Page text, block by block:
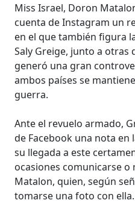
Miss Israel, Doron
cuenta de Instagram un
en el que también figura
Saly Greige, junto a otras
generó una gran
ambos países se
guerra.
Ante el revuelo armado,
de Facebook una nota en
su llegada a este
ocasiones comunicarse
Matalon, quien, según
tomarse una foto con ella.